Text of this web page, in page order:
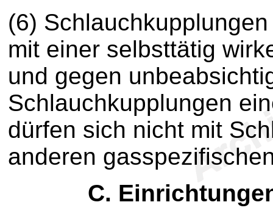
(6)
mit einer selbsttätig
und gegen
Schlauchkupplungen
dürfen sich nicht mit
anderen
C.